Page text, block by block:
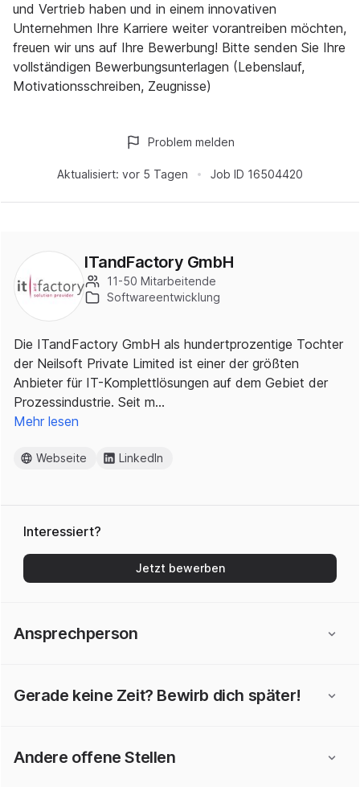
und Vertrieb haben und in einem innovativen
Unternehmen Ihre Karriere weiter vorantreiben möchten,
freuen wir uns auf Ihre Bewerbung! Bitte senden Sie Ihre
vollständigen Bewerbungsunterlagen (Lebenslauf,
Motivationsschreiben, Zeugnisse)
Aktualisiert: vor 5 Tagen Job ID 16504420
Problem melden
ITandFactory GmbH
11-50 Mitarbeitende
Softwareentwicklung
Die ITandFactory GmbH als hundertprozentige Tochter
der Neilsoft Private Limited ist einer der größten
Anbieter für IT-Komplettlösungen auf dem Gebiet der
Prozessindustrie. Seit m…
Mehr lesen
Webseite LinkedIn
Interessiert?
Jetzt bewerben
Ansprechperson
Gerade keine Zeit? Bewirb dich später!
Andere offene Stellen